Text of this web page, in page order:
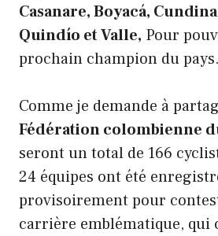
Casanare, Boyacá,
Quindío et Valle, Pour
prochain champion du pays.
Comme je demande à
Fédération colombienne
seront un total de 166
24 équipes ont été
provisoirement pour
carrière emblématique, qui